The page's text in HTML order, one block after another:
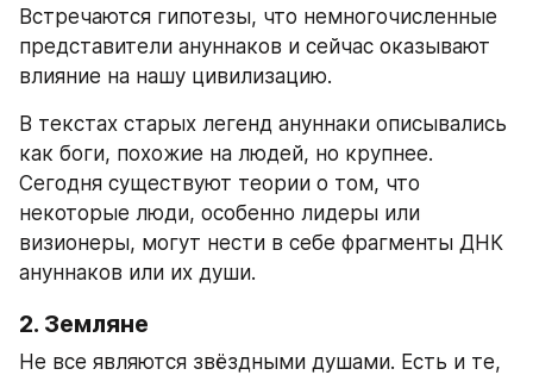
Встречаются гипотезы, что немногочисленные
представители ануннаков и сейчас оказывают
влияние на нашу цивилизацию.
В текстах старых легенд ануннаки описывались
как боги, похожие на людей, но крупнее.
Сегодня существуют теории о том, что
некоторые люди, особенно лидеры или
визионеры, могут нести в себе фрагменты ДНК
ануннаков или их души.
2. Земляне
Не все являются звёздными душами. Есть и те,